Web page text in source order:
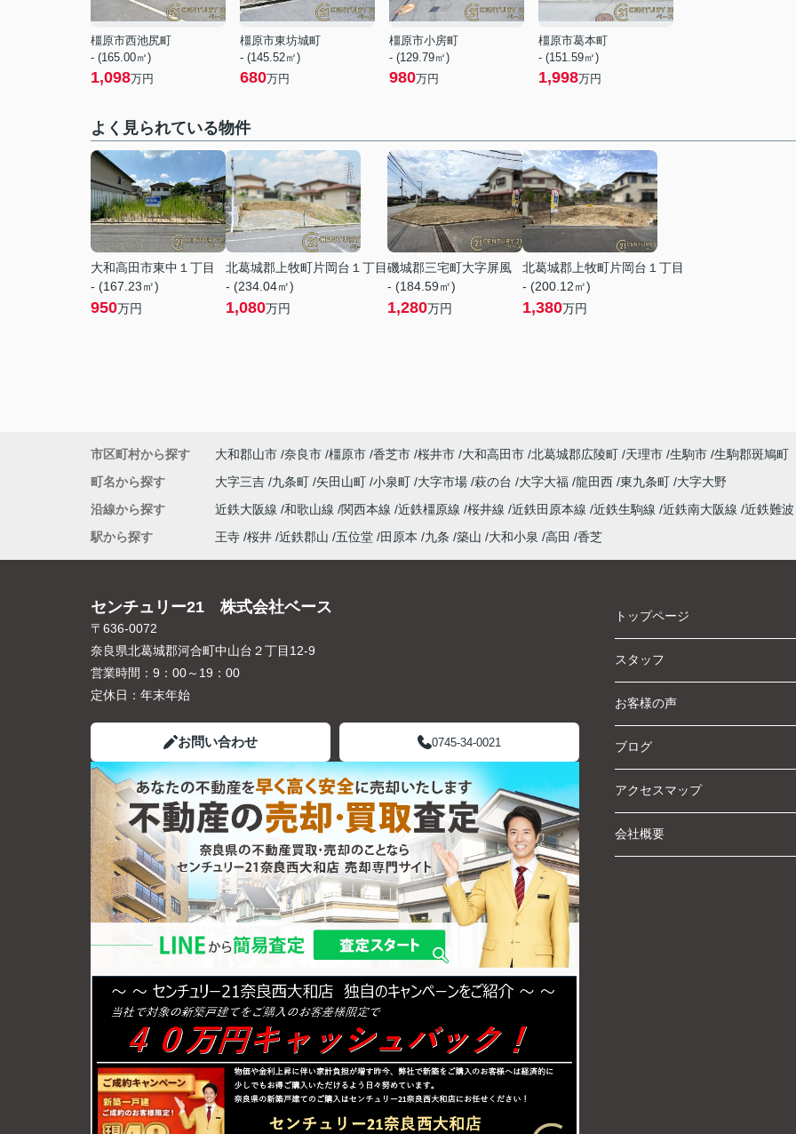
橿原市西池尻町
- (165.00㎡)
1,098万円
橿原市東坊城町
- (145.52㎡)
680万円
橿原市小房町
- (129.79㎡)
980万円
橿原市葛本町
- (151.59㎡)
1,998万円
よく見られている物件
大和高田市東中１丁目
- (167.23㎡)
950万円
北葛城郡上牧町片岡台１丁目
- (234.04㎡)
1,080万円
磯城郡三宅町大字屏風
- (184.59㎡)
1,280万円
北葛城郡上牧町片岡台１丁目
- (200.12㎡)
1,380万円
市区町村から探す 大和郡山市 奈良市 橿原市 香芝市 桜井市 大和高田市 北葛城郡広陵町 天理市 生駒市 生駒郡斑鳩町
町名から探す
大字三吉 九条町 矢田山町 小泉町 大字市場 萩の台 大字大福 龍田西 東九条町 大字大野
沿線から探す
近鉄大阪線 和歌山線 関西本線 近鉄橿原線 桜井線 近鉄田原本線 近鉄生駒線 近鉄南大阪線 近鉄難
駅から探す
王寺 桜井 近鉄郡山 五位堂 田原本 九条 築山 大和小泉 高田 香芝
センチュリー21 株式会社ベース
〒636-0072
奈良県北葛城郡河合町中山台２丁目12-9
営業時間： 9：00～19：00
定休日： 年末年始
お問い合わせ 0745-34-0021
トップページ
スタッフ
お客様の声
ブログ
アクセスマップ
会社概要